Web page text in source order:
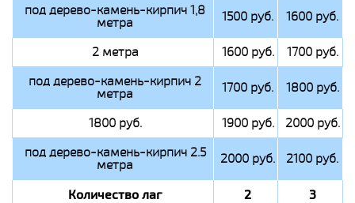
под дерево-камень-кирпич 1,8
метра 1500 руб. 1600 руб.
2 метра 1600 руб.
1700 руб.
под дерево-камень-кирпич 2
метра 1700 руб. 1800 руб.
1800 руб. 1900 руб.
2000 руб.
под дерево-камень-кирпич 2.5
метра 2000 руб. 2100 руб.
Количество лаг 2 3